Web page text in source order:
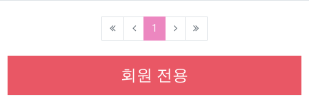
1 (current)
회원 전용